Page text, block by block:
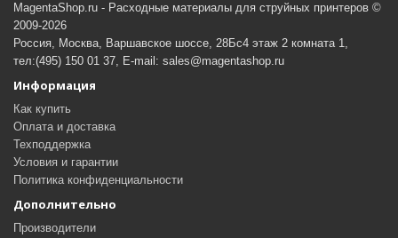
MagentaShop.ru - Расходные материалы для струйных принтеров ©
2009-2026
Россия, Москва, Варшавское шоссе, 28Бс4 этаж 2 комната 1,
тел:(495) 150 01 37, E-mail: sales@magentashop.ru
Информация
Как купить
Оплата и доставка
Техподдержка
Условия и гарантии
Политика конфиденциальности
Дополнительно
Производители